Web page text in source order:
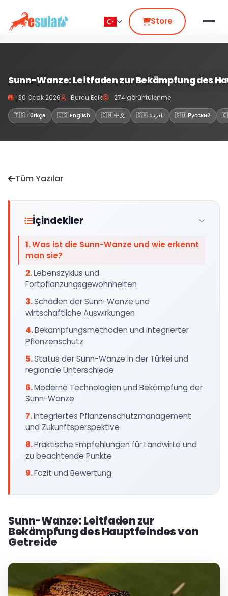
Store
Sunn-Wanze: Leitfaden zur Bekämpfung des
30 Ocak 2026 Burcu Ecik 274 görüntülenme
🇹🇷 Türkçe 🇺🇸 English 🇨🇳 中文 🇸🇦 العربية 🇷🇺 Русский
Tüm Yazılar
İçindekiler
Was ist die Sunn-Wanze und wie erkennt
man sie?
Lebenszyklus und
Fortpflanzungsgewohnheiten
Schäden der Sunn-Wanze und
wirtschaftliche Auswirkungen
Bekämpfungsmethoden und integrierter
Pflanzenschutz
Status der Sunn-Wanze in der Türkei und
regionale Unterschiede
Moderne Technologien und Bekämpfung der
Sunn-Wanze
Integriertes Pflanzenschutzmanagement
und Zukunftsperspektive
Praktische Empfehlungen für Landwirte und
zu beachtende Punkte
Fazit und Bewertung
Sunn-Wanze: Leitfaden zur
Bekämpfung des Hauptfeindes von
Getreide